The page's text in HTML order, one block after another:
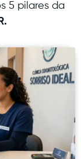
5 pilares da